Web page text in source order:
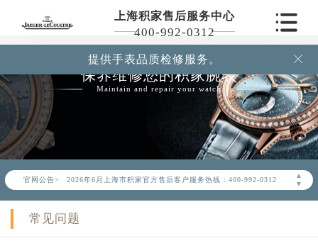
上海积家售后服务中心
400-992-0312
提供手表品质检修服务。 
保养维修您的积家腕表
Maintain and repair your watch
官网公告>
▲
▼
2026年6月积家上海市售后服务网络优化升级公告
2026年6月上海市积家官方售后客户服务热线：400-992-0312
2026年6月积家售后服务中心最新网点地址：
常见问题